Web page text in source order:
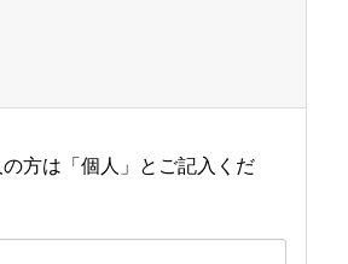
方は「個人」とご記入くだ